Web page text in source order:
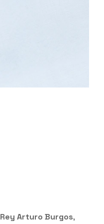
Rey Arturo Burgos,